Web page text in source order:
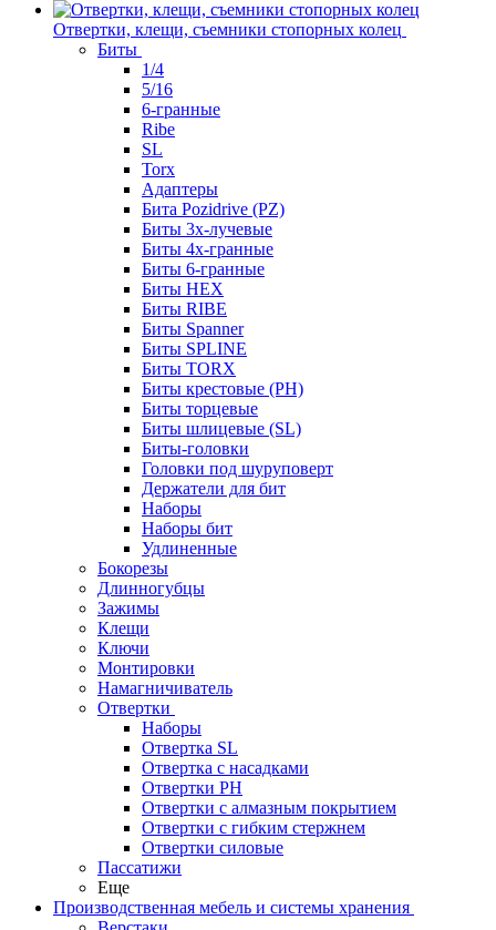
Отвертки, клещи, съемники стопорных колец
Биты
1/4
5/16
6-гранные
Ribe
SL
Torx
Адаптеры
Бита Pozidrive (PZ)
Биты 3х-лучевые
Биты 4х-гранные
Биты 6-гранные
Биты HEX
Биты RIBE
Биты Spanner
Биты SPLINE
Биты TORX
Биты крестовые (PH)
Биты торцевые
Биты шлицевые (SL)
Биты-головки
Головки под шуруповерт
Держатели для бит
Наборы
Наборы бит
Удлиненные
Бокорезы
Длинногубцы
Зажимы
Клещи
Ключи
Монтировки
Намагничиватель
Отвертки
Наборы
Отвертка SL
Отвертка с насадками
Отвертки PH
Отвертки с алмазным покрытием
Отвертки с гибким стержнем
Отвертки силовые
Пассатижи
Еще
Производственная мебель и системы хранения